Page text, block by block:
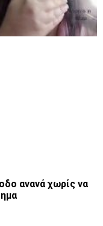
ανανά χωρίς να